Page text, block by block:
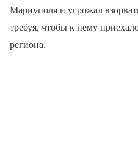
Мариуполя и угрожал
требуя, чтобы к нему
региона.